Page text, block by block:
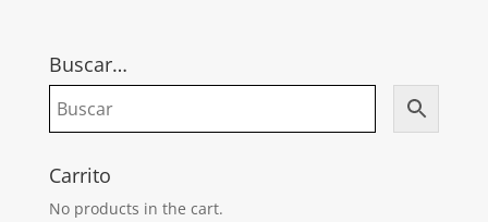
Buscar…
Carrito
No products in the cart.